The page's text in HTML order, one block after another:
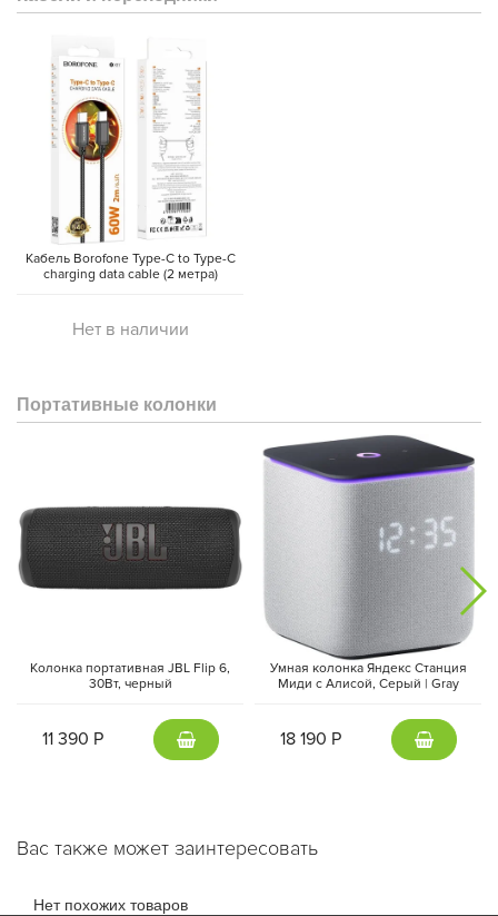
Кабель Borofone Type-C to Type-C
charging data cable (2 метра)
Нет в наличии
Портативные колонки
Колонка портативная JBL Flip 6,
30Вт, черный
11 390 Р
Умная колонка Яндекс Станция
Миди с Алисой, Cерый | Gray
18 190 Р
Вас также может заинтересовать
Нет похожих товаров